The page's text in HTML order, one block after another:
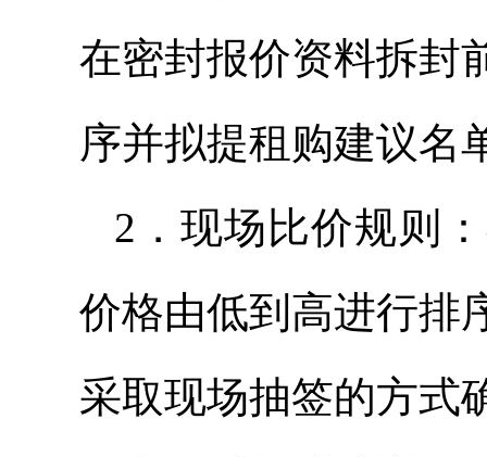
在密封报价资料拆封
序并拟提租购建议名
2．现场比价规则
价格由低到高进行排
采取现场抽签的方式